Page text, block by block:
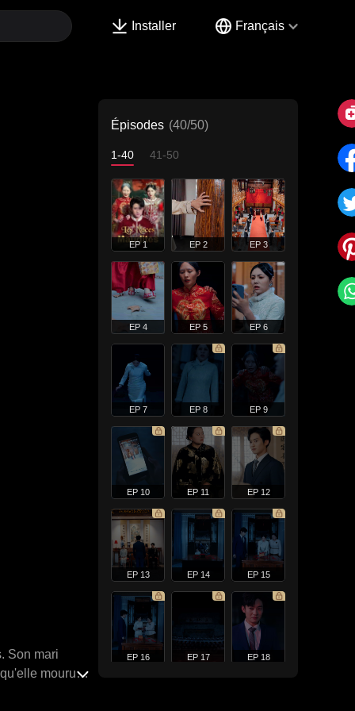
Installer Français
Son mari
mourut
Épisodes (40/50)
1-40 41-50
EP 1 EP 2 EP 3
EP 4 EP 5 EP 6
EP 7 EP 8 EP 9
EP 10 EP 11 EP 12
EP 13 EP 14 EP 15
EP 16 EP 17 EP 18